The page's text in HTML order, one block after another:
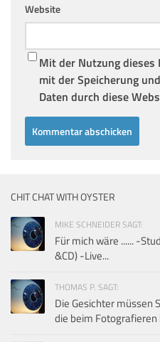
Website
Mit der Nutzung
mit der Speicherung
Daten durch diese
CHIT CHAT WITH OYSTER
MIKE SCHNEIDER SAGT:
Für mich wäre ...... -
&CD) -Live...
THOMAS P. SAGT:
Die Gesichter müssen
die beim Fotografieren